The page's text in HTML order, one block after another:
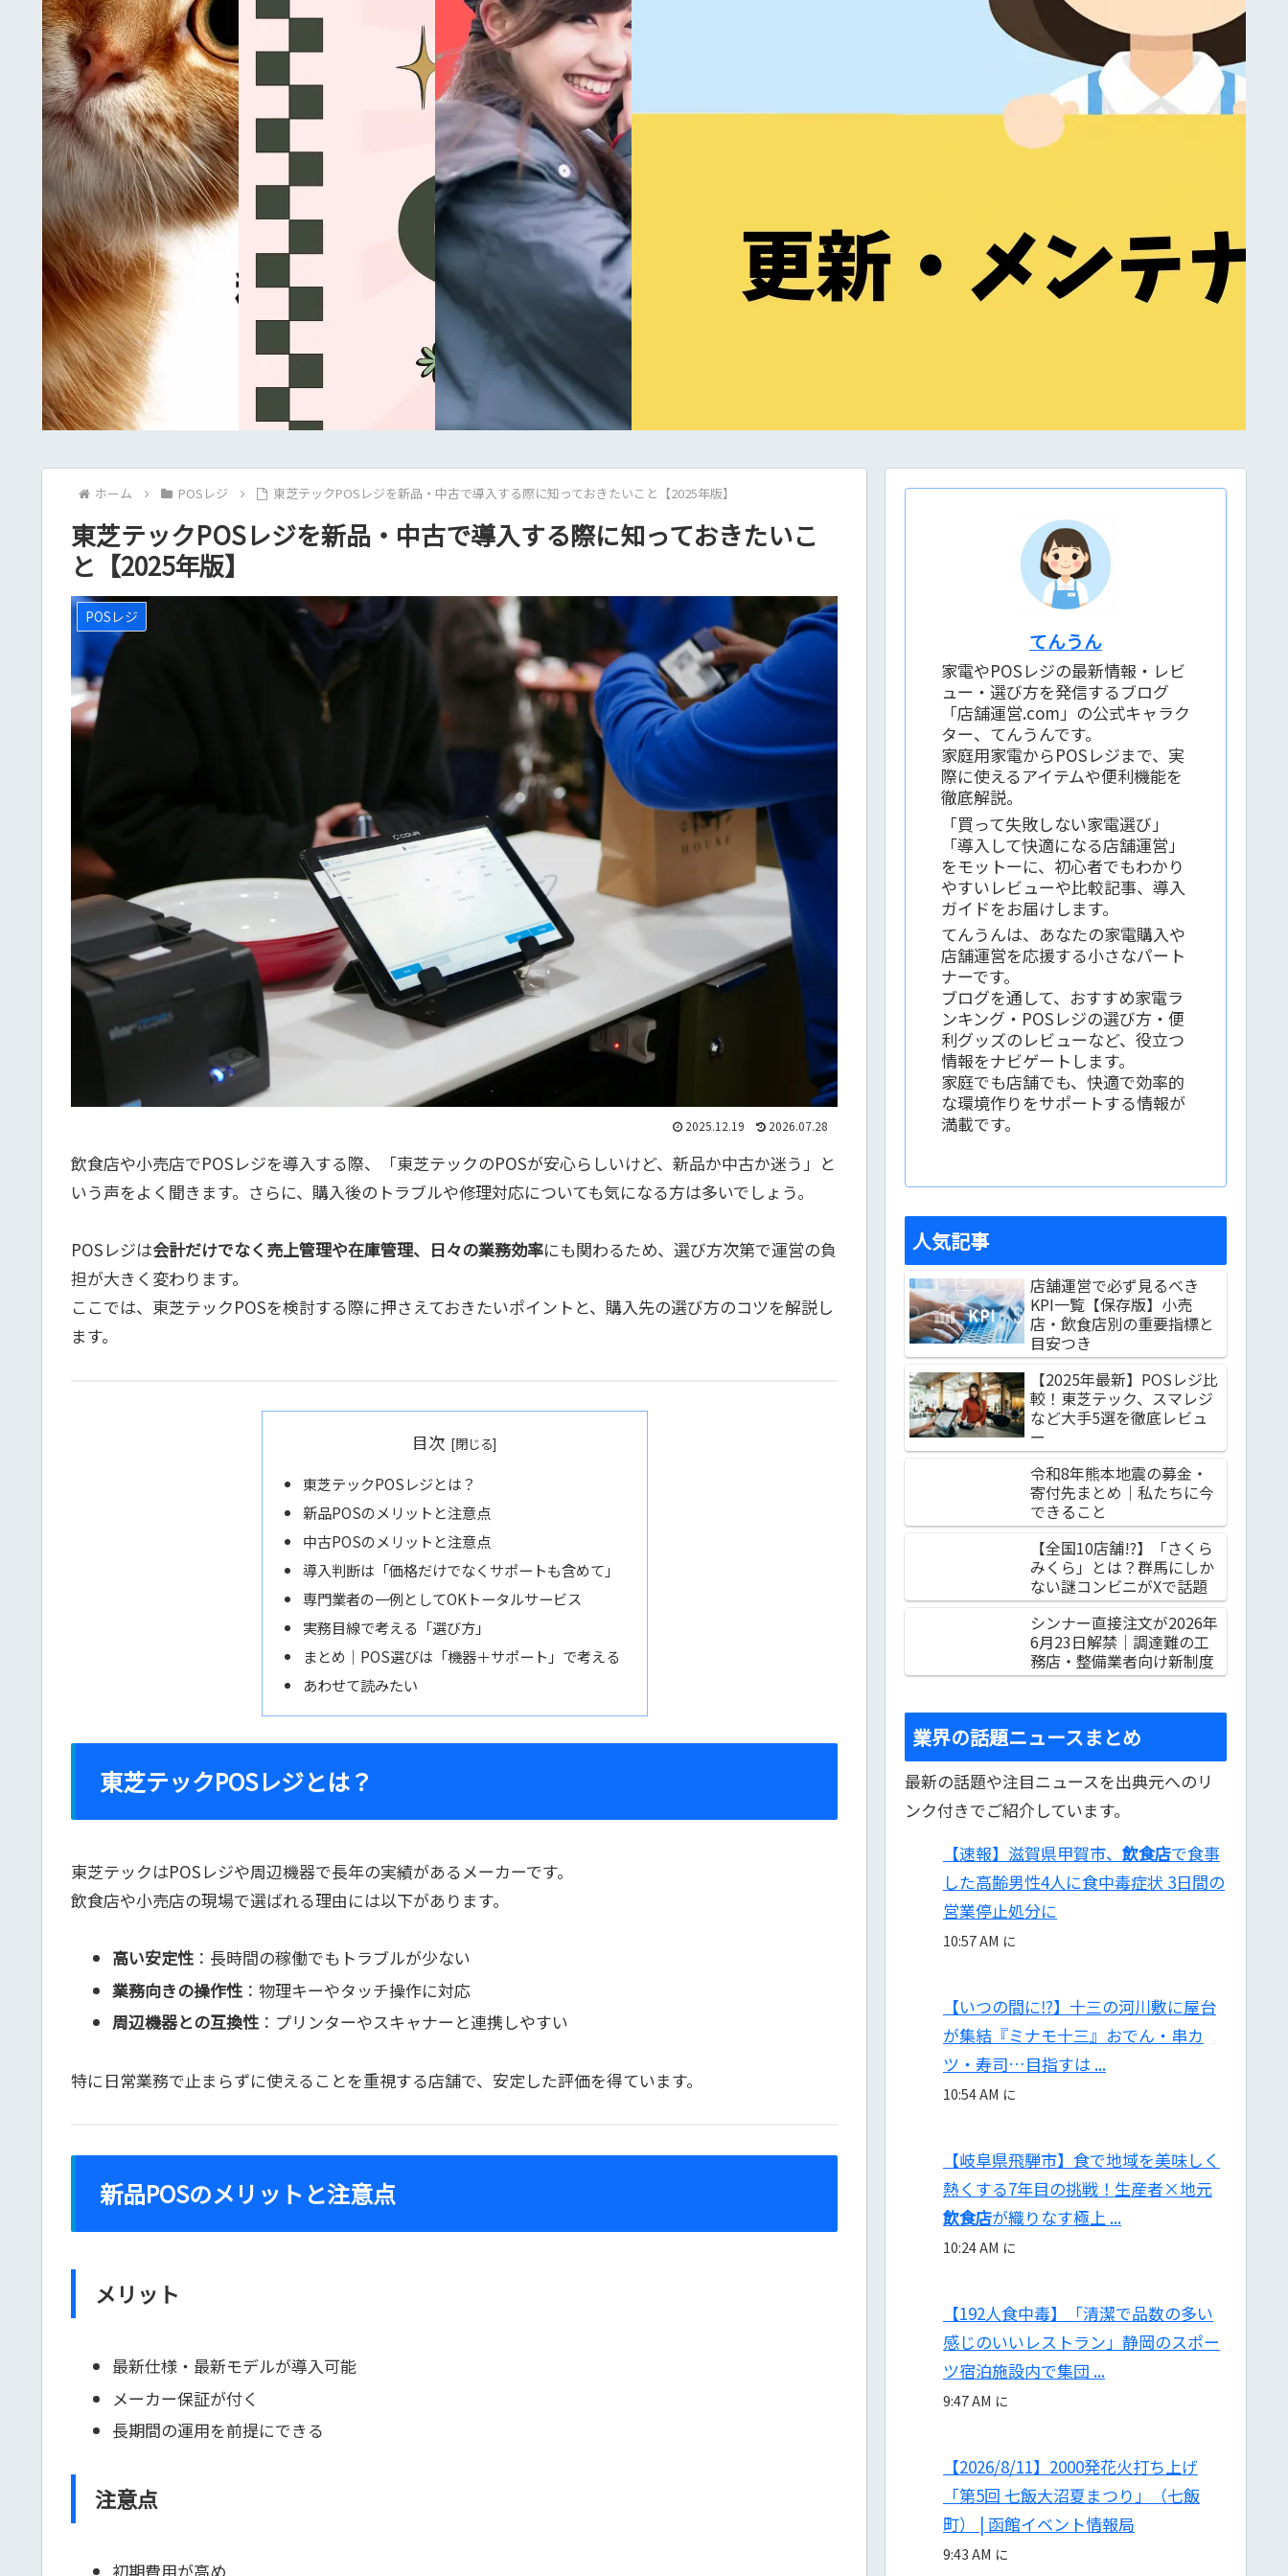
ホーム POSレジ 東芝テックPOSレジを新品・中古で導入する際に知っておきたいこと【2025年版】
東芝テックPOSレジを新品・中古で導入する際に知っておきたいこ
と【2025年版】
POSレジ
2025.12.19 2026.07.28
飲食店や小売店でPOSレジを導入する際、「東芝テックのPOSが安心らしいけど、新品か中古か迷う」と
いう声をよく聞きます。さらに、購入後のトラブルや修理対応についても気になる方は多いでしょう。
POSレジは会計だけでなく売上管理や在庫管理、日々の業務効率にも関わるため、選び方次第で運営の負
担が大きく変わります。
ここでは、東芝テックPOSを検討する際に押さえておきたいポイントと、購入先の選び方のコツを解説し
ます。
目次
東芝テックPOSレジとは？
新品POSのメリットと注意点
中古POSのメリットと注意点
導入判断は「価格だけでなくサポートも含めて」
専門業者の一例としてOKトータルサービス
実務目線で考える「選び方」
まとめ｜POS選びは「機器＋サポート」で考える
あわせて読みたい
東芝テックPOSレジとは？
東芝テックはPOSレジや周辺機器で長年の実績があるメーカーです。
飲食店や小売店の現場で選ばれる理由には以下があります。
高い安定性 ：長時間の稼働でもトラブルが少ない
業務向きの操作性 ：物理キーやタッチ操作に対応
周辺機器との互換性 ：プリンターやスキャナーと連携しやすい
特に日常業務で止まらずに使えることを重視する店舗で、安定した評価を得ています。
新品POSのメリットと注意点
メリット
最新仕様・最新モデルが導入可能
メーカー保証が付く
長期間の運用を前提にできる
注意点
初期費用が高め
てんうん
家電やPOSレジの最新情報・レビ
ュー・選び方を発信するブログ
「店舗運営.com」の公式キャラク
ター、てんうんです。
家庭用家電からPOSレジまで、実
際に使えるアイテムや便利機能を
徹底解説。
「買って失敗しない家電選び」
「導入して快適になる店舗運営」
をモットーに、初心者でもわかり
やすいレビューや比較記事、導入
ガイドをお届けします。
てんうんは、あなたの家電購入や
店舗運営を応援する小さなパート
ナーです。
ブログを通して、おすすめ家電ラ
ンキング・POSレジの選び方・便
利グッズのレビューなど、役立つ
情報をナビゲートします。
家庭でも店舗でも、快適で効率的
な環境作りをサポートする情報が
満載です。
人気記事
店舗運営で必ず見るべき
KPI一覧【保存版】小売
店・飲食店別の重要指標と
目安つき
【2025年最新】POSレジ比
較！東芝テック、スマレジ
など大手5選を徹底レビュ
ー
令和8年熊本地震の募金・
寄付先まとめ｜私たちに今
できること
【全国10店舗!?】「さくら
みくら」とは？群馬にしか
ない謎コンビニがXで話題
シンナー直接注文が2026年
6月23日解禁｜調達難の工
務店・整備業者向け新制度
業界の話題ニュースまとめ
最新の話題や注目ニュースを出典元へのリ
ンク付きでご紹介しています。
【速報】滋賀県甲賀市、 飲食店で食事
した高齢男性4人に食中毒症状 3日間の
営業停止処分に
10:57 AM に
【いつの間に⁉】十三の河川敷に屋台
が集結『ミナモ十三』おでん・串カ
ツ・寿司…目指すは ...
10:54 AM に
【岐阜県飛騨市】食で地域を美味しく
熱くする7年目の挑戦！生産者×地元
飲食店が織りなす極上 ...
10:24 AM に
【192人食中毒】「清潔で品数の多い
感じのいいレストラン」静岡のスポー
ツ宿泊施設内で集団 ...
9:47 AM に
【2026/8/11】2000発花火打ち上げ
「第5回 七飯大沼夏まつり」（七飯
町） | 函館イベント情報局
9:43 AM に